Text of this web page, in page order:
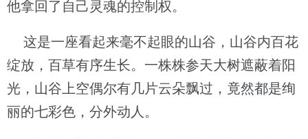
他拿回了自己灵魂的控制权。
这是一座看起来毫不起眼的山谷，山谷内百花
绽放，百草有序生长。一株株参天大树遮蔽着阳
光，山谷上空偶尔有几片云朵飘过，竟然都是绚
丽的七彩色，分外动人。